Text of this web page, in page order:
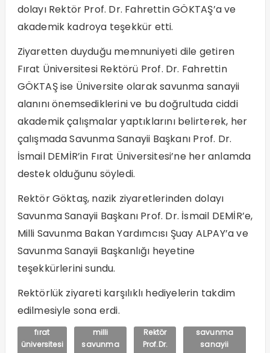
dolayı Rektör Prof. Dr. Fahrettin GÖKTAŞ’a ve
akademik kadroya teşekkür etti.
Ziyaretten duyduğu memnuniyeti dile getiren
Fırat Üniversitesi Rektörü Prof. Dr. Fahrettin
GÖKTAŞ ise Üniversite olarak savunma sanayii
alanını önemsediklerini ve bu doğrultuda ciddi
akademik çalışmalar yaptıklarını belirterek, her
çalışmada Savunma Sanayii Başkanı Prof. Dr.
İsmail DEMİR’in Fırat Üniversitesi’ne her anlamda
destek olduğunu söyledi.
Rektör Göktaş, nazik ziyaretlerinden dolayı
Savunma Sanayii Başkanı Prof. Dr. İsmail DEMİR’e,
Milli Savunma Bakan Yardımcısı Şuay ALPAY’a ve
Savunma Sanayii Başkanlığı heyetine
teşekkürlerini sundu.
Rektörlük ziyareti karşılıklı hediyelerin takdim
edilmesiyle sona erdi.
fırat
üniversitesi
milli
savunma
Rektör
Prof.Dr.
savunma
sanayii